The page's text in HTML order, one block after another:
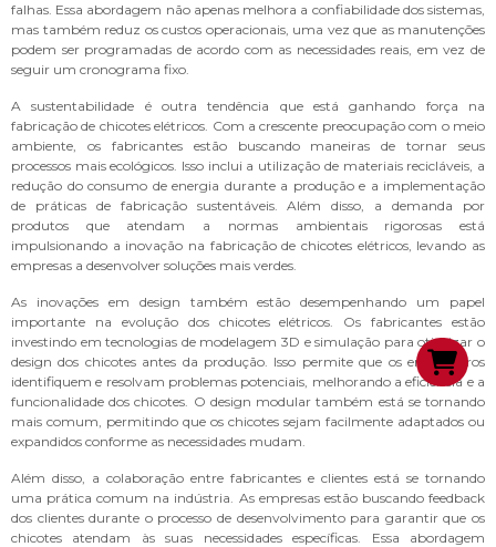
falhas. Essa abordagem não apenas melhora a confiabilidade dos sistemas,
mas também reduz os custos operacionais, uma vez que as manutenções
podem ser programadas de acordo com as necessidades reais, em vez de
seguir um cronograma fixo.
A sustentabilidade é outra tendência que está ganhando força na
fabricação de chicotes elétricos. Com a crescente preocupação com o meio
ambiente, os fabricantes estão buscando maneiras de tornar seus
processos mais ecológicos. Isso inclui a utilização de materiais recicláveis, a
redução do consumo de energia durante a produção e a implementação
de práticas de fabricação sustentáveis. Além disso, a demanda por
produtos que atendam a normas ambientais rigorosas está
impulsionando a inovação na fabricação de chicotes elétricos, levando as
empresas a desenvolver soluções mais verdes.
As inovações em design também estão desempenhando um papel
importante na evolução dos chicotes elétricos. Os fabricantes estão
investindo em tecnologias de modelagem 3D e simulação para otimizar o
design dos chicotes antes da produção. Isso permite que os engenheiros
identifiquem e resolvam problemas potenciais, melhorando a eficiência e a
funcionalidade dos chicotes. O design modular também está se tornando
mais comum, permitindo que os chicotes sejam facilmente adaptados ou
expandidos conforme as necessidades mudam.
Além disso, a colaboração entre fabricantes e clientes está se tornando
uma prática comum na indústria. As empresas estão buscando feedback
dos clientes durante o processo de desenvolvimento para garantir que os
chicotes atendam às suas necessidades específicas. Essa abordagem